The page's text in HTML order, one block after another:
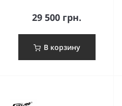
29 500 грн.
В корзину